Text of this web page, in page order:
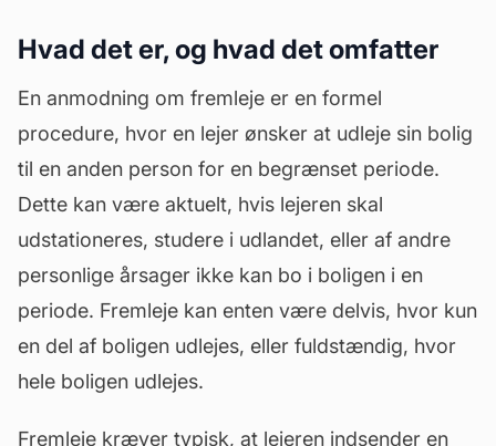
Hvad det er, og hvad det omfatter
En anmodning om fremleje er en formel
procedure, hvor en lejer ønsker at udleje sin bolig
til en anden person for en begrænset periode.
Dette kan være aktuelt, hvis lejeren skal
udstationeres, studere i udlandet, eller af andre
personlige årsager ikke kan bo i boligen i en
periode. Fremleje kan enten være delvis, hvor kun
en del af boligen udlejes, eller fuldstændig, hvor
hele boligen udlejes.
Fremleje kræver typisk, at lejeren indsender en